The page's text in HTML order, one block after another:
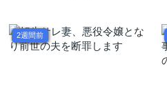
2週間前